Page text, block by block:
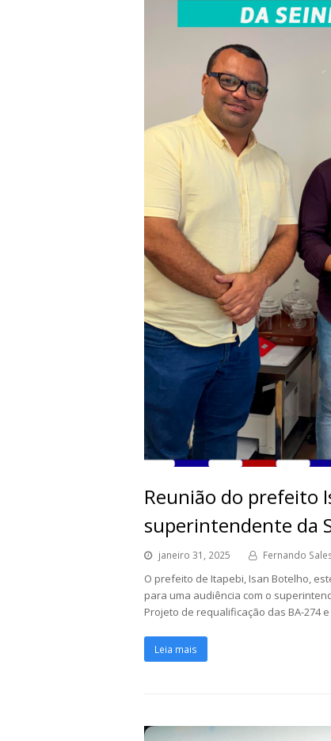
Reunião do prefeito
superintendente da
janeiro 31, 2025 Fernando
O prefeito de Itapebi, Isan Botelho,
para uma audiência com o
Projeto de requalificação das BA-274
Leia mais